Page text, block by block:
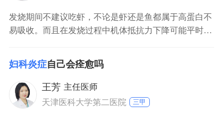
发烧期间不建议吃虾，不论是虾还是鱼都属于高蛋白不
易吸收。而且在发烧过程中机体抵抗力下降可能平时吃
发烧退去后，患者可以吃虾。由于引起发烧的原因很
多，包括感染性疾病和非感染性疾病。非感染性疾病里
就包括一些过敏反应，所以在发热期间患者最好不要吃
虾，可以吃些清淡食物，多休息，多喝水。
妇科炎症自己会痊愈吗
王芳 主任医师
天津医科大学第二医院
三甲